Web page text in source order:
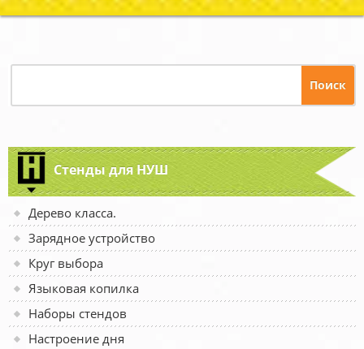
Стенды для НУШ
Дерево класса.
Зарядное устройство
Круг выбора
Языковая копилка
Наборы стендов
Настроение дня